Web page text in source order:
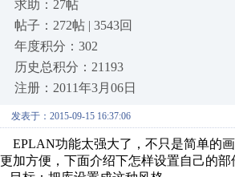
求助：27帖
帖子：272帖 | 3543回
年度积分：302
历史总积分：21193
注册：2011年3月06日
发表于：2015-09-15 16:37:06
EPLAN功能太强大了，不只是简单的
更加方便，下面介绍下怎样设置自己的部